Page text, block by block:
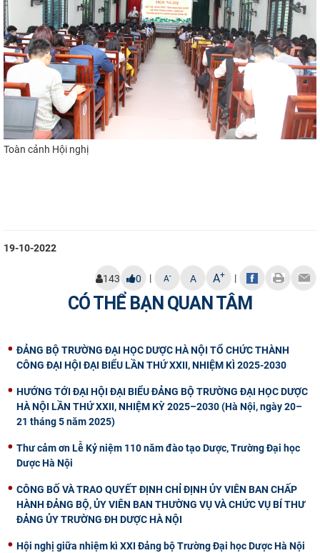
Toàn cảnh Hội nghị
19-10-2022
143 0 | A- A A+ |
CÓ THỂ BẠN QUAN TÂM
ĐẢNG BỘ TRƯỜNG ĐẠI HỌC DƯỢC HÀ NỘI TỔ CHỨC THÀNH
CÔNG ĐẠI HỘI ĐẠI BIỂU LẦN THỨ XXII, NHIỆM KÌ 2025-2030
HƯỚNG TỚI ĐẠI HỘI ĐẠI BIỂU ĐẢNG BỘ TRƯỜNG ĐẠI HỌC DƯỢC
HÀ NỘI LẦN THỨ XXII, NHIỆM KỲ 2025–2030 (Hà Nội, ngày 20–
21 tháng 5 năm 2025)
Thư cảm ơn Lễ Kỷ niệm 110 năm đào tạo Dược, Trường Đại học
Dược Hà Nội
CÔNG BỐ VÀ TRAO QUYẾT ĐỊNH CHỈ ĐỊNH ỦY VIÊN BAN CHẤP
HÀNH ĐẢNG BỘ, ỦY VIÊN BAN THƯỜNG VỤ VÀ CHỨC VỤ BÍ THƯ
ĐẢNG ỦY TRƯỜNG ĐH DƯỢC HÀ NỘI
Hội nghị giữa nhiệm kì XXI Đảng bộ Trường Đại học Dược Hà Nội